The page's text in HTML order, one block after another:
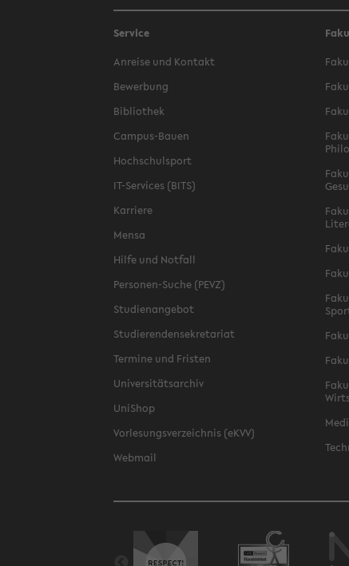
Service
Anreise und Kontakt
Bewerbung
Bibliothek
Campus-Bauen
Hochschulsport
IT-Services (BITS)
Karriere
Mensa
Hilfe und Notfall
Personen-Suche (PEVZ)
Studienangebot
Studierendensekretariat
Termine und Fristen
Universitätsarchiv
UniShop
Vorlesungsverzeichnis (eKVV)
Webmail